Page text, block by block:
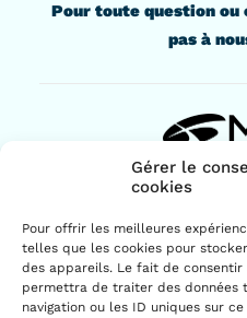
Gérer le
cookies
Pour offrir les meilleures
telles que les cookies pour
des appareils. Le fait de consentir
permettra de traiter des données
navigation ou les ID uniques sur
Pour toute question
pas à
Drummondville
819